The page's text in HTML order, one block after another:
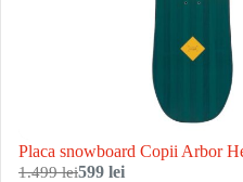
Placa snowboard Copii Arbor
1.499 lei599 lei